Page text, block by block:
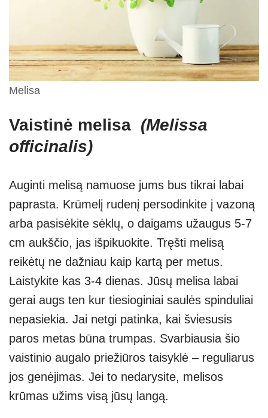
Melisa
Vaistinė melisa (Melissa
officinalis)
Auginti melisą namuose jums bus tikrai labai
paprasta. Krūmelį rudenį persodinkite į vazoną
arba pasisėkite sėklų, o daigams užaugus 5-7
cm aukščio, jas išpikuokite. Tręšti melisą
reikėtų ne dažniau kaip kartą per metus.
Laistykite kas 3-4 dienas. Jūsų melisa labai
gerai augs ten kur tiesioginiai saulės spinduliai
nepasiekia. Jai netgi patinka, kai šviesusis
paros metas būna trumpas. Svarbiausia šio
vaistinio augalo priežiūros taisyklė – reguliarus
jos genėjimas. Jei to nedarysite, melisos
krūmas užims visą jūsų langą.